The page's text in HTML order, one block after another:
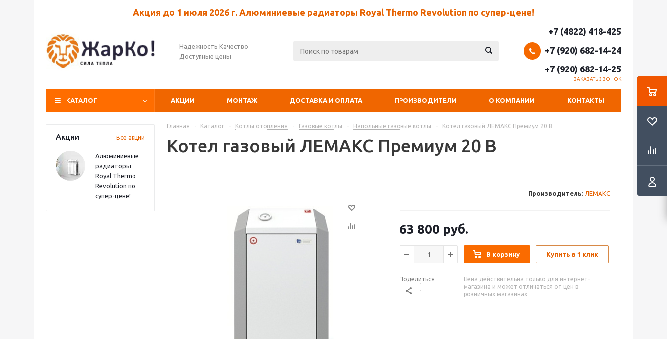
Акция до 1 июля 2026 г. Алюминиевые радиаторы Royal Thermo Revolution по супер-цене!
Надежность Качество
Доступные цены
+7 (4822) 418-425
+7 (920) 682-14-24
+7 (920) 682-14-25
ЗАКАЗАТЬ ЗВОНОК
КАТАЛОГ АКЦИИ МОНТАЖ ДОСТАВКА И ОПЛАТА ПРОИЗВОДИТЕЛИ О КОМПАНИИ КОНТАКТЫ
Акции Все акции
Алюминиевые
радиаторы
Royal Thermo
Revolution по
супер-цене!
Главная - Каталог - Котлы отопления - Газовые котлы - Напольные газовые котлы - Котел газовый ЛЕМАКС Премиум 20 В
Котел газовый ЛЕМАКС Премиум 20 В
Производитель: ЛЕМАКС
63 800 руб.
В корзину Купить в 1 клик
Поделиться
Цена действительна только для интернет-
магазина и может отличаться от цен в
розничных магазинах